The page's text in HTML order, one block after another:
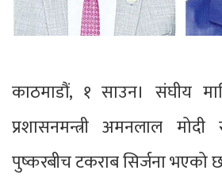
काठमाडौं, १ साउन। संघीय
प्रशासनमन्त्री अमनलाल
पुष्करबीच टकराब सिर्जना भएको